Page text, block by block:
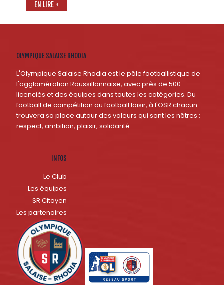
EN LIRE +
OLYMPIQUE SALAISE RHODIA
L'Olympique Salaise Rhodia est le pôle footballistique de
l'agglomération Roussillonnaise, avec près de 500
licenciés et des équipes dans toutes les catégories. Du
football de compétition au football loisir, à l'OSR chacun
trouvera sa place autour des valeurs qui sont les nôtres :
respect, ambition, plaisir, solidarité.
INFOS
Le Club
Les équipes
SR Citoyen
Les partenaires